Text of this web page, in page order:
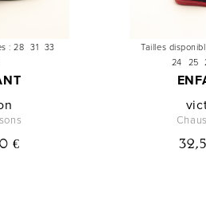
: 28 31 33
€
Tailles
24 25